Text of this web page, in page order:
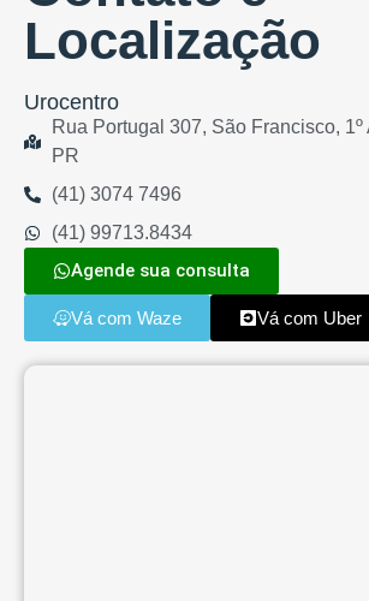
Localização
Urocentro
Rua Portugal 307, São Francisco,
PR
(41) 3074 7496
(41) 99713.8434
Agende sua consulta
Vá com Waze Vá com Uber